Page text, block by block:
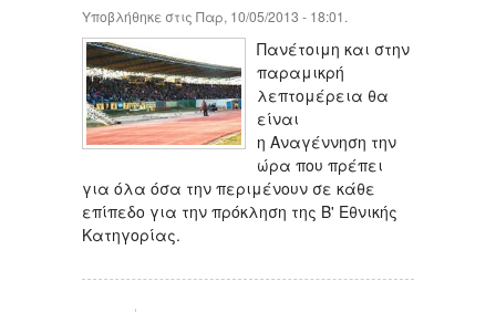
Υποβλήθηκε στις Παρ, 10/05/2013 - 18:01.
Πανέτοιμη και στην
παραμικρή
λεπτομέρεια θα
είναι
η Αναγέννηση την
ώρα που πρέπει
για όλα όσα την περιμένουν σε κάθε
επίπεδο για την πρόκληση της Β' Εθνικής
Κατηγορίας.